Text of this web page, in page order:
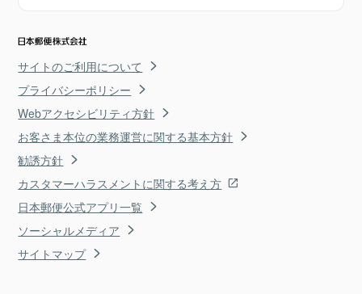
サイトのご利用について
プライバシーポリシー
Webアクセシビリティ方針
お客さま本位の業務運営に関する基本方針
勧誘方針
カスタマーハラスメントに関する考え方
日本郵便公式アプリ一覧
ソーシャルメディア
サイトマップ